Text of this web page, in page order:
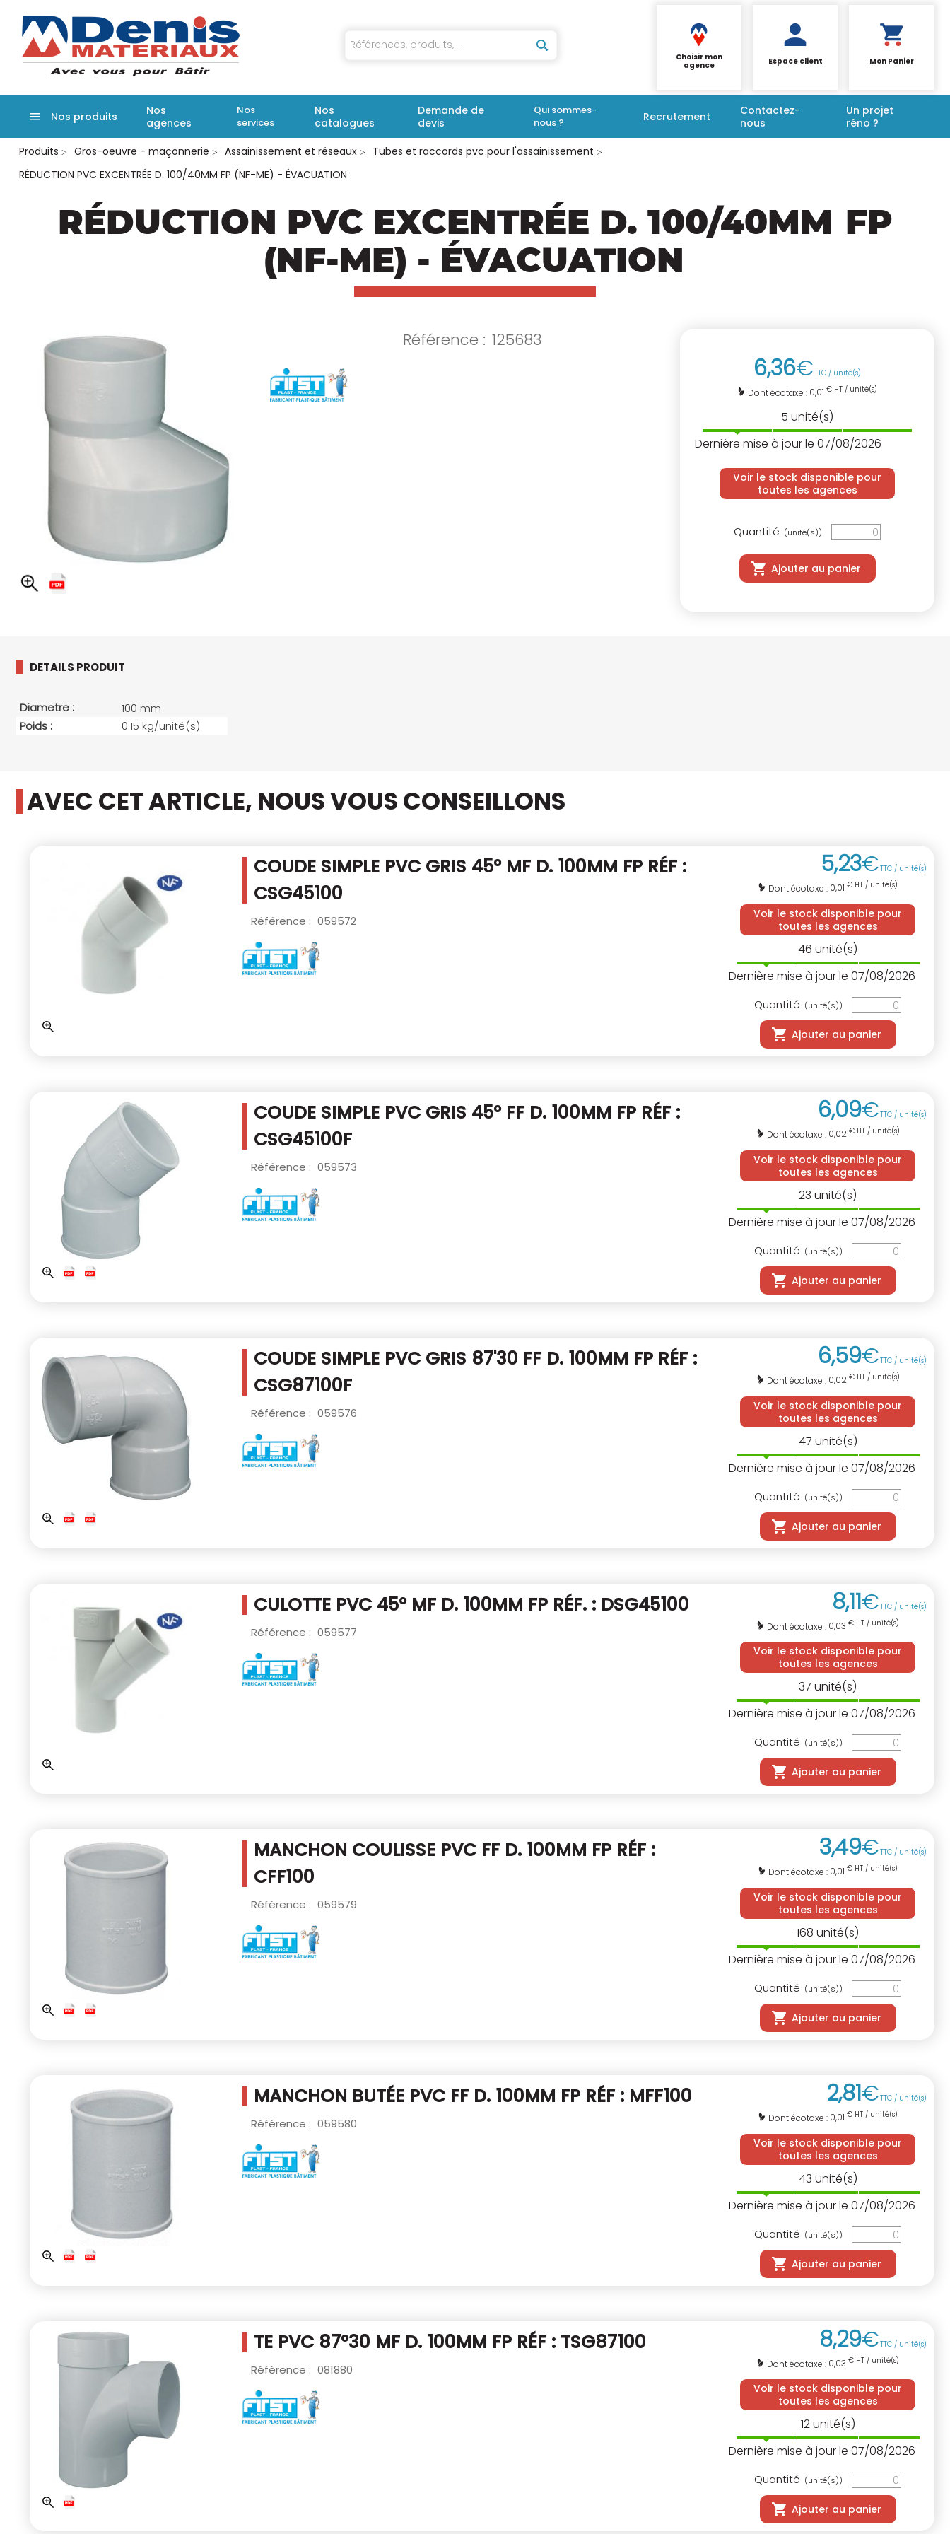
Aller
contenu
principal
Choisir mon
agence
Espace client Mon Panier
Nos produits
Nos
agences
Nos
services
Nos
catalogues
Demande de
devis
Qui sommes-
nous ?
Recrutement
Contactez-
nous
Un projet
réno ?
Produits
Gros-oeuvre - maçonnerie Assainissement et réseaux
Tubes et raccords pvc pour l'assainissement
RÉDUCTION PVC EXCENTRÉE D. 100/40MM FP (NF-ME) - ÉVACUATION
RÉDUCTION PVC EXCENTRÉE D. 100/40MM FP
(NF-ME) - ÉVACUATION
Référence : 125683
6,36€TTC / unité(s)
Dont écotaxe : 0,01 € HT / unité(s)
5 unité(s)
Dernière mise à jour le 07/08/2026
Voir le stock disponible pour
toutes les agences
Quantité (unité(s))
Ajouter au panier
DETAILS PRODUIT
Diametre :
100 mm
Poids :
0.15 kg/unité(s)
AVEC CET ARTICLE, NOUS VOUS CONSEILLONS
COUDE SIMPLE PVC GRIS 45° MF D. 100MM FP RÉF :
CSG45100
Référence : 059572
5,23€TTC / unité(s)
Dont écotaxe : 0,01 € HT / unité(s)
Voir le stock disponible pour
toutes les agences
46 unité(s)
Dernière mise à jour le 07/08/2026
Quantité (unité(s))
Ajouter au panier
COUDE SIMPLE PVC GRIS 45° FF D. 100MM FP RÉF :
CSG45100F
Référence : 059573
6,09€TTC / unité(s)
Dont écotaxe : 0,02 € HT / unité(s)
Voir le stock disponible pour
toutes les agences
23 unité(s)
Dernière mise à jour le 07/08/2026
Quantité (unité(s))
Ajouter au panier
COUDE SIMPLE PVC GRIS 87'30 FF D. 100MM FP RÉF :
CSG87100F
Référence : 059576
6,59€TTC / unité(s)
Dont écotaxe : 0,02 € HT / unité(s)
Voir le stock disponible pour
toutes les agences
47 unité(s)
Dernière mise à jour le 07/08/2026
Quantité (unité(s))
Ajouter au panier
CULOTTE PVC 45° MF D. 100MM FP RÉF. : DSG45100
Référence : 059577
8,11€TTC / unité(s)
Dont écotaxe : 0,03 € HT / unité(s)
Voir le stock disponible pour
toutes les agences
37 unité(s)
Dernière mise à jour le 07/08/2026
Quantité (unité(s))
Ajouter au panier
MANCHON COULISSE PVC FF D. 100MM FP RÉF :
CFF100
Référence : 059579
3,49€TTC / unité(s)
Dont écotaxe : 0,01 € HT / unité(s)
Voir le stock disponible pour
toutes les agences
168 unité(s)
Dernière mise à jour le 07/08/2026
Quantité (unité(s))
Ajouter au panier
MANCHON BUTÉE PVC FF D. 100MM FP RÉF : MFF100
Référence : 059580
2,81€TTC / unité(s)
Dont écotaxe : 0,01 € HT / unité(s)
Voir le stock disponible pour
toutes les agences
43 unité(s)
Dernière mise à jour le 07/08/2026
Quantité (unité(s))
Ajouter au panier
TE PVC 87°30 MF D. 100MM FP RÉF : TSG87100
Référence : 081880
8,29€TTC / unité(s)
Dont écotaxe : 0,03 € HT / unité(s)
Voir le stock disponible pour
toutes les agences
12unité(s)
Dernière mise à jour le 07/08/2026
Quantité (unité(s))
Ajouter au panier